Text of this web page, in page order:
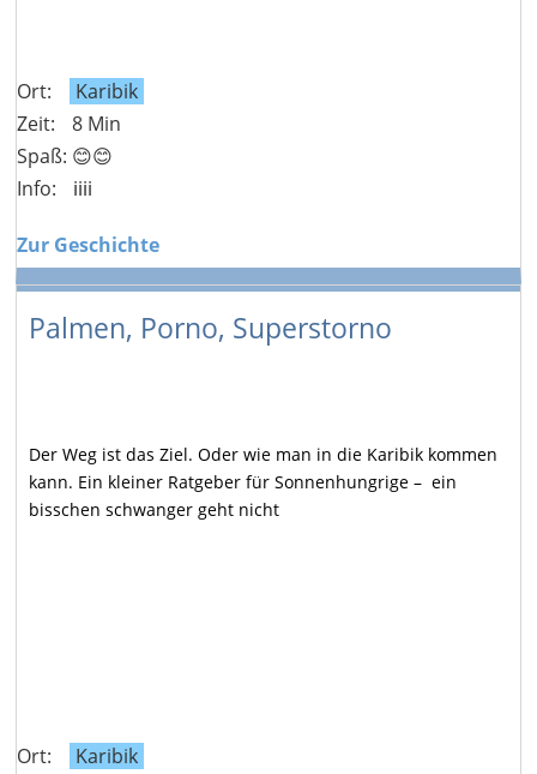
Ort:
Karibik
Zeit:
8 Min
Spaß: 😊😊
Info:
ℹ️ℹ️ℹ️ℹ️
Zur Geschichte
Palmen, Porno, Superstorno
Der Weg ist das Ziel. Oder wie man in die Karibik kommen
kann. Ein kleiner Ratgeber für Sonnenhungrige – ein
bisschen schwanger geht nicht
Ort:
Karibik